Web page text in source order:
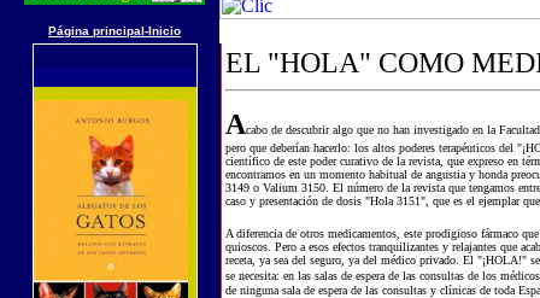
Página principal-Inicio
EL "HOLA" COMO
Acabo de descubrir algo que no han investigado en la
pero que deberían hacerlo: los altos poderes terapéuticos del
científico de este poder curativo de la revista, que expreso en
encontramos en un momento habitual de angustia y honda
3149 o Valium 3150. El número de la revista que tengamos
caso y presentación de dosis "Hola 3151", que es el ejemplar
A diferencia de otros medicamentos, este prodigioso fármaco
quioscos. Pero a esos efectos tranquilizantes y relajantes que
receta, ya sea del seguro, ya del médico privado. El "¡HOLA!"
se necesita: en las salas de espera de las consultas de los
de ninguna sala de espera de las consultas y clínicas de toda